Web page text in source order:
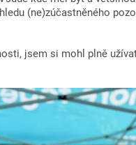
(ne)zúčastněného
jsem si mohl plně